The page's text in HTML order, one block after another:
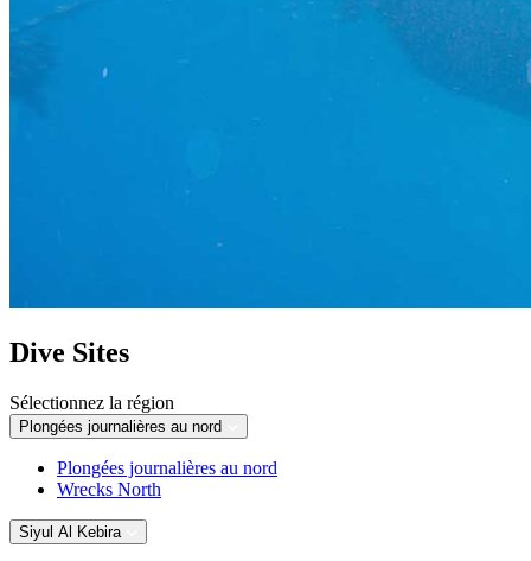
Dive Sites
Sélectionnez la région
Plongées journalières au nord
Plongées journalières au nord
Wrecks North
Siyul Al Kebira